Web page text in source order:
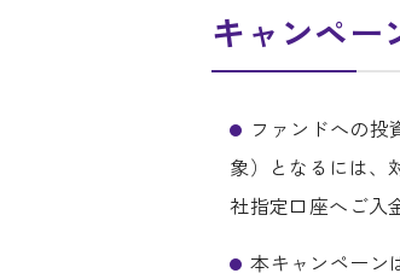
キャンペー
ファンドへの
象）となるには、
社指定口座へご入
本キャンペーン